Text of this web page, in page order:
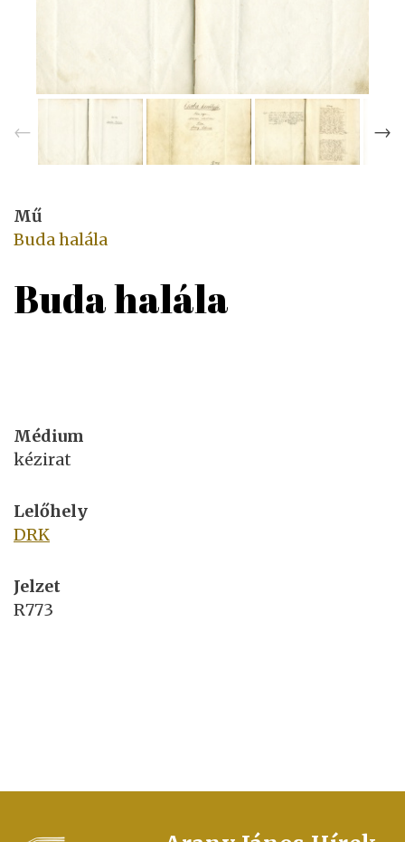
Mű
Buda halála
Buda halála
Médium
kézirat
Lelőhely
DRK
Jelzet
R773